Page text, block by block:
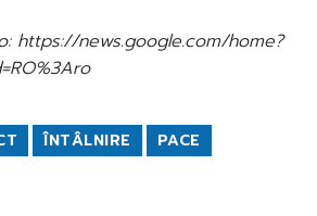
https://news.google.com/home?
ÎNTÂLNIRE PACE